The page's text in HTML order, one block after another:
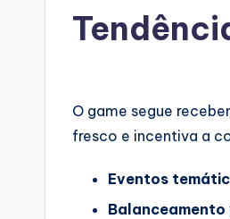
O game segue
fresco e incentiva a
Eventos
Balanceamento